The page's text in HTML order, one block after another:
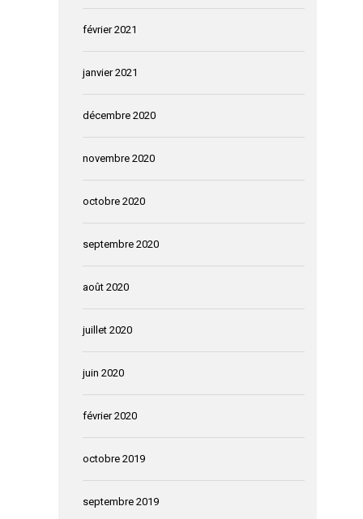
février 2021
janvier 2021
décembre 2020
novembre 2020
octobre 2020
septembre 2020
août 2020
juillet 2020
juin 2020
février 2020
octobre 2019
septembre 2019